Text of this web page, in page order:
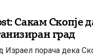
Сакам Скопје
град
Израел порача дека